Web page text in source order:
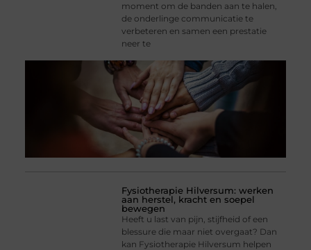
moment om de banden aan te halen,
de onderlinge communicatie te
verbeteren en samen een prestatie
neer te
Fysiotherapie Hilversum: werken
aan herstel, kracht en soepel
bewegen
Heeft u last van pijn, stijfheid of een
blessure die maar niet overgaat? Dan
kan Fysiotherapie Hilversum helpen